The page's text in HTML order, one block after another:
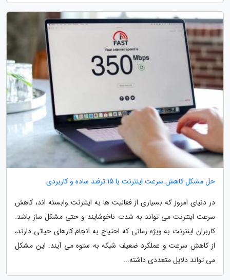
حل مشکل کاهش سرعت اینترنت با 15 ترفند ساده و کاربردی
در دنیای امروز که بسیاری از فعالیت ها به اینترنت وابسته اند، کاهش
سرعت اینترنت می تواند به شدت ناخوشایند و حتی مشکل ساز باشد.
کاربران اینترنت به ویژه زمانی که احتیاج به انجام کارهای حیاتی دارند،
از کاهش سرعت و عملکرد ضعیف شبکه به ستوه می آیند. این مشکل
می تواند دلایل متعددی داشته...